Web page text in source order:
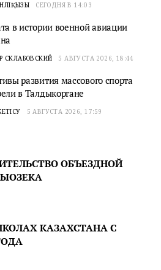
СЕГОДНЯ В 14:03
в истории военной авиации
СКЛАБОВСКИЙ 5 АВГУСТА 2026, 18:44
развития массового спорта
в Талдыкоргане
5 АВГУСТА 2026, 17:59
ОБЪЕЗДНОЙ
КАЗАХСТАНА С